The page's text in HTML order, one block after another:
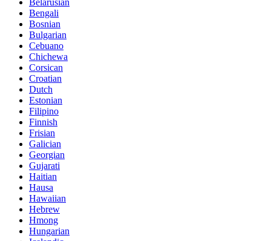
Bengali
Bosnian
Bulgarian
Cebuano
Chichewa
Corsican
Croatian
Dutch
Estonian
Filipino
Finnish
Frisian
Galician
Georgian
Gujarati
Haitian
Hausa
Hawaiian
Hebrew
Hmong
Hungarian